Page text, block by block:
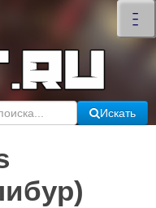
–
–
–
×
Искать